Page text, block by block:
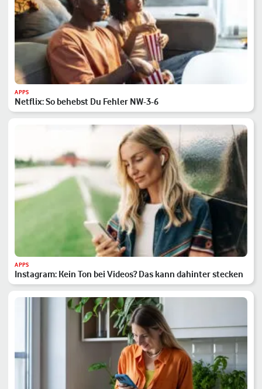
APPS
Netflix: So behebst Du Fehler NW-3-6
APPS
Instagram: Kein Ton bei Videos? Das kann dahinter stecken